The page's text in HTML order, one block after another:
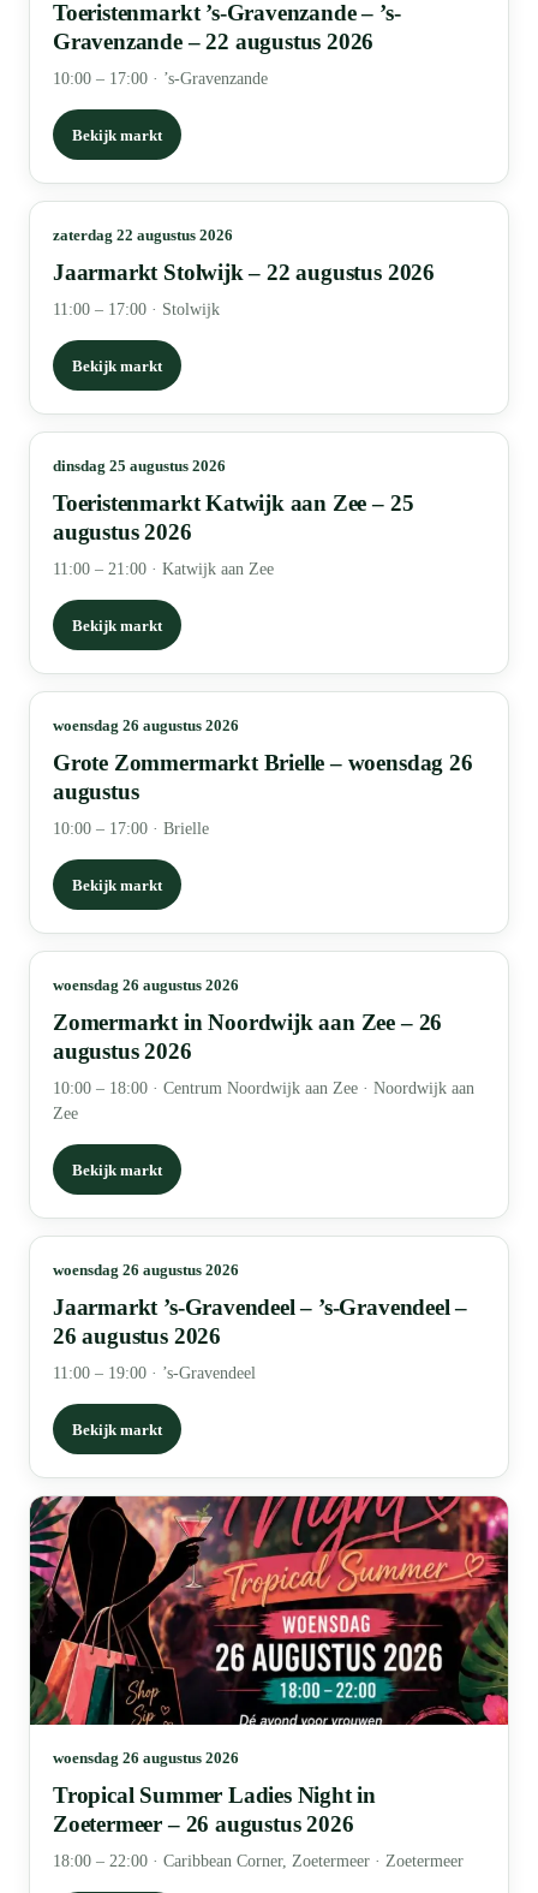
Toeristenmarkt ’s-Gravenzande – ’s-
Gravenzande – 22 augustus 2026
10:00 – 17:00 · ’s-Gravenzande
Bekijk markt
zaterdag 22 augustus 2026
Jaarmarkt Stolwijk – 22 augustus 2026
11:00 – 17:00 · Stolwijk
Bekijk markt
dinsdag 25 augustus 2026
Toeristenmarkt Katwijk aan Zee – 25
augustus 2026
11:00 – 21:00 · Katwijk aan Zee
Bekijk markt
woensdag 26 augustus 2026
Grote Zommermarkt Brielle – woensdag 26
augustus
10:00 – 17:00 · Brielle
Bekijk markt
woensdag 26 augustus 2026
Zomermarkt in Noordwijk aan Zee – 26
augustus 2026
10:00 – 18:00 · Centrum Noordwijk aan Zee · Noordwijk aan
Zee
Bekijk markt
woensdag 26 augustus 2026
Jaarmarkt ’s-Gravendeel – ’s-Gravendeel –
26 augustus 2026
11:00 – 19:00 · ’s-Gravendeel
Bekijk markt
woensdag 26 augustus 2026
Tropical Summer Ladies Night in
Zoetermeer – 26 augustus 2026
18:00 – 22:00 · Caribbean Corner, Zoetermeer · Zoetermeer